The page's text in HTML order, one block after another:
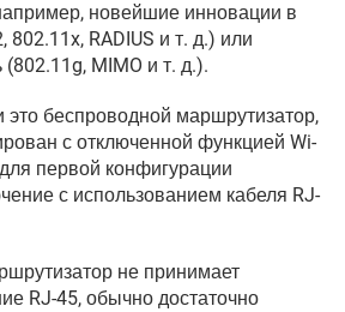
новейшие инновации в
802.11x, RADIUS и т. д.) или
(802.11g, MIMO и т. д.).
это беспроводной маршрутизатор,
с отключенной функцией Wi-
для первой конфигурации
с использованием кабеля RJ-
не принимает
RJ-45, обычно достаточно